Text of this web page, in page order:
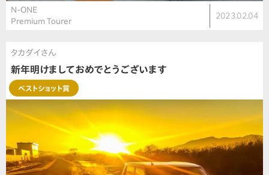
N-ONE
Premium Tourer
2023.02.04
タカダイさん
新年明けましておめでとうございます
ベストショット賞